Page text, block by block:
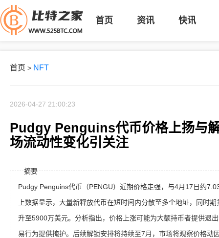
首页 资讯 快讯
首页 > NFT
2026-04-27 21:00:23
Pudgy Penguins代币价格上扬与
场流动性变化引关注
摘要
Pudgy Penguins代币（PENGU）近期价格走强，与4月17日约
上数据显示，大量新释放代币在短时间内分散至多个地址，同时
升至5900万美元。分析指出，价格上涨可能为大额持币者提供退
易行为提供掩护。后续解锁安排将持续至7月，市场将观察价格动